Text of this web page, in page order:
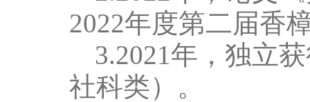
2022年度第二届香
3.2021年，独立
社科类）。